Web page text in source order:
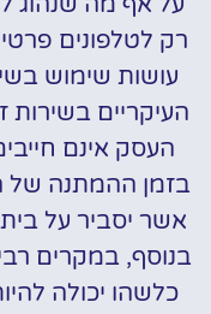
רק לטלפונים
עושות שימוש
העיקריים
העסק אינם
בזמן ההמתנה של
אשר יסביר על
בנוסף, במקרים
כלשהו יכולה